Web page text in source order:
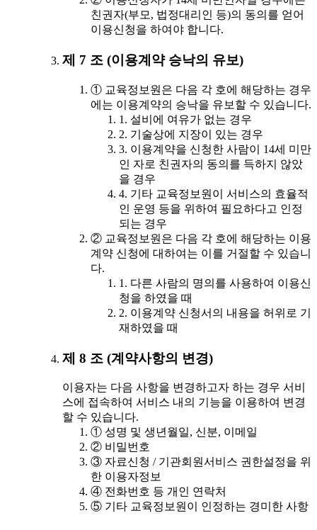
친권자(부모, 법정대리인 등)의 동의를 얻어
이용신청을 하여야 합니다.
제 7 조 (이용계약 승낙의 유보)
① 교육정보원은 다음 각 호에 해당하는 경우
에는 이용계약의 승낙을 유보할 수 있습니다.
1. 설비에 여유가 없는 경우
2. 기술상에 지장이 있는 경우
3. 이용계약을 신청한 사람이 14세 미만
인 자로 친권자의 동의를 득하지 않았
을 경우
4. 기타 교육정보원이 서비스의 효율적
인 운영 등을 위하여 필요하다고 인정
되는 경우
② 교육정보원은 다음 각 호에 해당하는 이용
계약 신청에 대하여는 이를 거절할 수 있습니
다.
1. 다른 사람의 명의를 사용하여 이용신
청을 하였을 때
2. 이용계약 신청서의 내용을 허위로 기
재하였을 때
제 8 조 (계약사항의 변경)
이용자는 다음 사항을 변경하고자 하는 경우 서비
스에 접속하여 서비스 내의 기능을 이용하여 변경
할 수 있습니다.
① 성명 및 생년월일, 신분, 이메일
② 비밀번호
③ 자료신청 / 기관회원서비스 권한설정을 위
한 이용자정보
④ 전화번호 등 개인 연락처
⑤ 기타 교육정보원이 인정하는 경미한 사항